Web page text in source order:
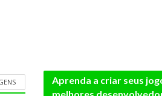
Aprenda a criar seus
melhores